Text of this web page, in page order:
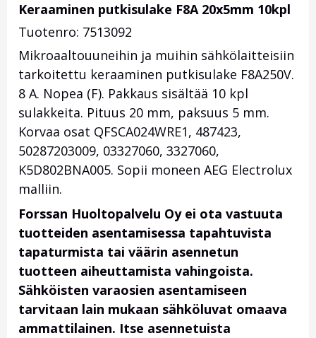
Keraaminen putkisulake F8A 20x5mm 10kpl
Tuotenro: 7513092
Mikroaaltouuneihin ja muihin sähkölaitteisiin
tarkoitettu keraaminen putkisulake F8A250V.
8 A. Nopea (F). Pakkaus sisältää 10 kpl
sulakkeita. Pituus 20 mm, paksuus 5 mm.
Korvaa osat QFSCA024WRE1, 487423,
50287203009, 03327060, 3327060,
K5D802BNA005. Sopii moneen AEG Electrolux
malliin.
Forssan Huoltopalvelu Oy ei ota vastuuta
tuotteiden asentamisessa tapahtuvista
tapaturmista tai väärin asennetun
tuotteen aiheuttamista vahingoista.
Sähköisten varaosien asentamiseen
tarvitaan lain mukaan sähköluvat omaava
ammattilainen. Itse asennetuista